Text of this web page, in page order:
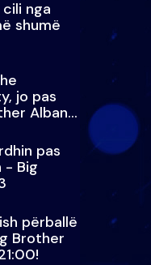
nga
shumë
jo pas
Albania
pas
- Big
përballë
Brother